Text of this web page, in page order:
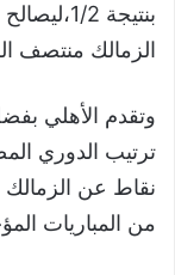
بنتيجة 1/
الزمالك منتصف
نقاط عن الزمالك
من المباريات